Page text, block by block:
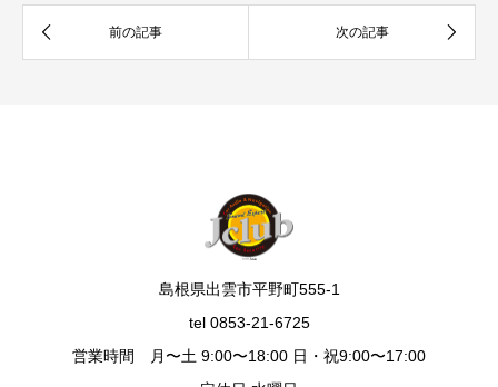
島根県出雲市平野町555-1
tel 0853-21-6725
営業時間 月〜土 9:00〜18:00 日・祝9:00〜17:00